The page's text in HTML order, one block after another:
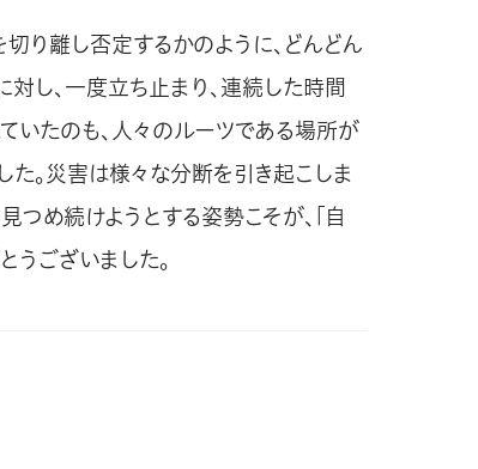
り離し否定するかのように、どんどん
し、一度立ち止まり、連続した時間
いたのも、人々のルーツである場所が
。災害は様々な分断を引き起こしま
つめ続けようとする姿勢こそが、「自
うございました。